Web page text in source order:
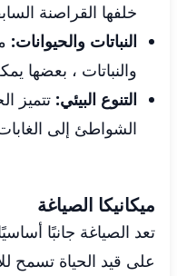
خلفها القراصنة
النباتات والحيوانات:
والنباتات ، بعضها
التنوع البيئي: تتميز
الشواطئ إلى
ميكانيكا الصياغة
تعد الصياغة جانبًا
على قيد الحياة تسمح